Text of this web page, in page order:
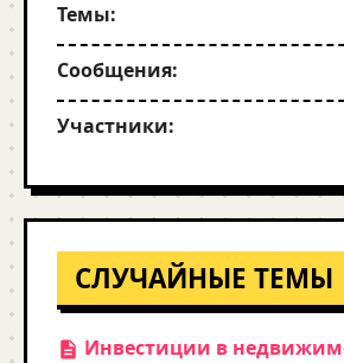
Темы:
Сообщения:
Участники:
СЛУЧАЙНЫЕ ТЕМЫ
Инвестиции в